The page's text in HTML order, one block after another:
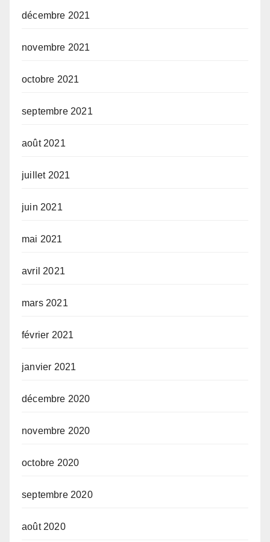
décembre 2021
novembre 2021
octobre 2021
septembre 2021
août 2021
juillet 2021
juin 2021
mai 2021
avril 2021
mars 2021
février 2021
janvier 2021
décembre 2020
novembre 2020
octobre 2020
septembre 2020
août 2020